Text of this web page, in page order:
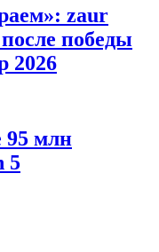
zaur
победы
2026
95 млн
5